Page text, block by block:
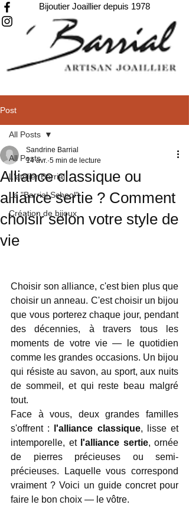
Bijoutier Joaillier depuis 1978
Post
All Posts
L'atelier Barrial
La "Barrial School"
Création de bijoux
All Posts
Alliance classique ou
alliance sertie ? Comment
choisir selon votre style de
vie
Sandrine Barrial
14 avr. 5 min de lecture
Choisir son alliance, c'est bien plus que
choisir un anneau. C'est choisir un bijou
que vous porterez chaque jour, pendant
des décennies, à travers tous les
moments de votre vie — le quotidien
comme les grandes occasions. Un bijou
qui résiste au savon, au sport, aux nuits
de sommeil, et qui reste beau malgré
tout.
Face à vous, deux grandes familles
s'offrent :
l'alliance classique, lisse et
intemporelle, et l'alliance sertie, ornée
de pierres précieuses ou semi-
précieuses. Laquelle vous correspond
vraiment ? Voici un guide concret pour
faire le bon choix — le vôtre.